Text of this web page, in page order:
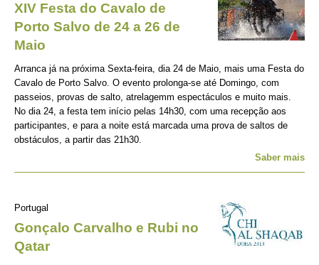
XIV Festa do Cavalo de
Porto Salvo de 24 a 26 de
Maio
Arranca já na próxima Sexta-feira, dia 24 de Maio, mais uma Festa do
Cavalo de Porto Salvo. O evento prolonga-se até Domingo, com
passeios, provas de salto, atrelagemm espectáculos e muito mais.
No dia 24, a festa tem início pelas 14h30, com uma recepção aos
participantes, e para a noite está marcada uma prova de saltos de
obstáculos, a partir das 21h30.
Saber mais
Portugal
Gonçalo Carvalho e Rubi no
Qatar